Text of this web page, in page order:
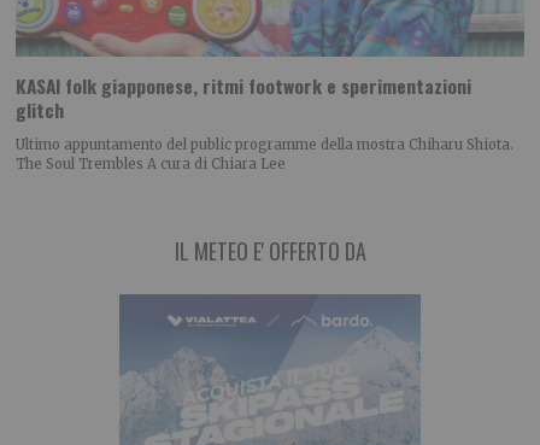
KASAI folk giapponese, ritmi footwork e sperimentazioni
glitch
Ultimo appuntamento del public programme della mostra Chiharu Shiota.
The Soul Trembles A cura di Chiara Lee
IL METEO E' OFFERTO DA